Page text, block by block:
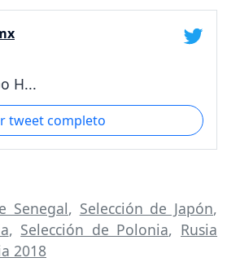
H...
tweet completo
Senegal, Selección de Japón,
, Selección de Polonia, Rusia
2018